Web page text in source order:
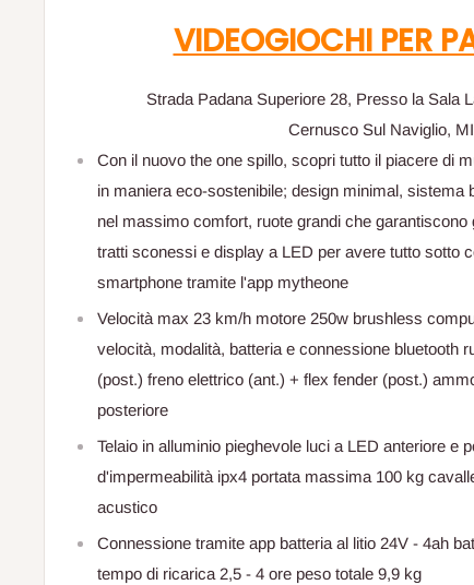
VIDEOGIOCHI PER
Strada Padana Superiore 28, Presso la Sala
Cernusco Sul Naviglio, MI
Con il nuovo the one spillo, scopri tutto il piacere di
in maniera eco-sostenibile; design minimal, sistema
nel massimo comfort, ruote grandi che garantiscono
tratti sconessi e display a LED per avere tutto sotto
smartphone tramite l'app mytheone
Velocità max 23 km/h motore 250w brushless
velocità, modalità, batteria e connessione bluetooth
(post.) freno elettrico (ant.) + flex fender (post.)
posteriore
Telaio in alluminio pieghevole luci a LED anteriore e
d'impermeabilità ipx4 portata massima 100 kg
acustico
Connessione tramite app batteria al litio 24V - 4ah
tempo di ricarica 2,5 - 4 ore peso totale 9,9 kg